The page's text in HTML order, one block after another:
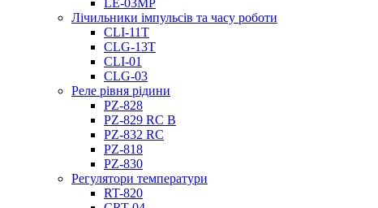
LE-03MP
Лічильники імпульсів та часу роботи
CLI-11T
CLG-13T
CLI-01
CLG-03
Реле рівня рідини
PZ-828
PZ-829 RC B
PZ-832 RC
PZ-818
PZ-830
Регулятори температури
RT-820